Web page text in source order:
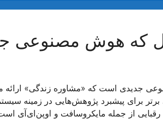
که هوش مصنوعی
جدیدی است که «مشاوره زندگی»
برای پیشبرد پژوهش‌هایی در زمینه
از جمله مایکروسافت و اوپن‌ای‌آی